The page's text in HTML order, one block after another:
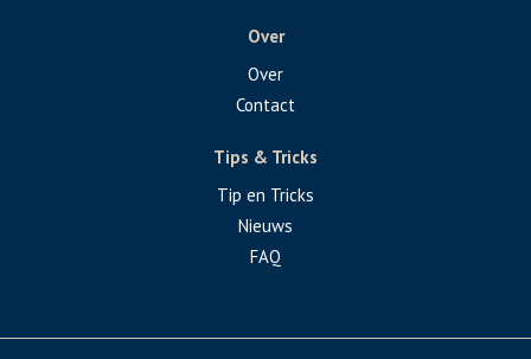
Over
Over
Contact
Tips & Tricks
Tip en Tricks
Nieuws
FAQ